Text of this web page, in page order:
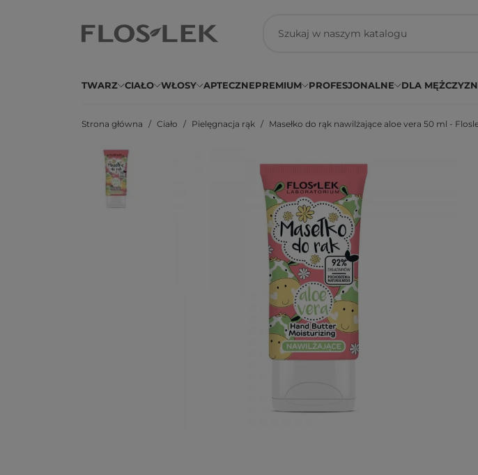
TWARZ CIAŁO WŁOSY APTECZNEPREMIUM PROFESJONALNE DLA MĘŻCZYZN
Strona główna Ciało Pielęgnacja rąk Masełko do rąk nawilżające aloe vera 50 ml -